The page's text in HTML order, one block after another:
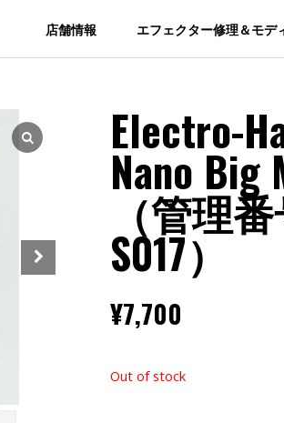
店舗情報 エフェクター修理＆モデ
Electro-
Nano Big
（管理
S017）
¥7,700
Out of stock